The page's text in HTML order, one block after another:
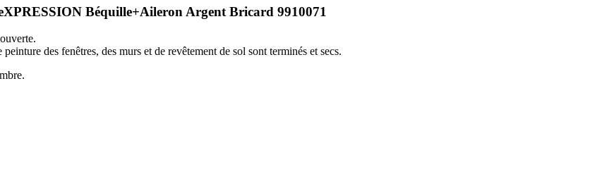
Béquille+Aileron Argent Bricard 9910071
des fenêtres, des murs et de revêtement de sol sont terminés et secs.